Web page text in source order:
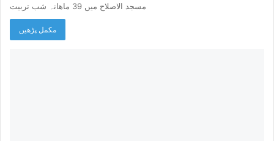
مسجد الاصلاح میں 39 ماھانہ شب تربیت
مکمل پڑھیں